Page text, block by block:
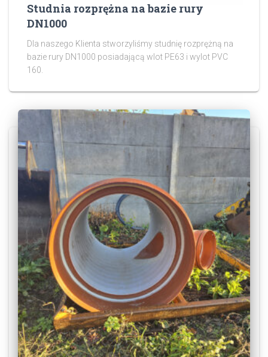
Studnia rozprężna na bazie rury
DN1000
Dla naszego Klienta stworzyliśmy studnię rozprężną na
bazie rury DN1000 posiadającą wlot PE63 i wylot PVC
160.